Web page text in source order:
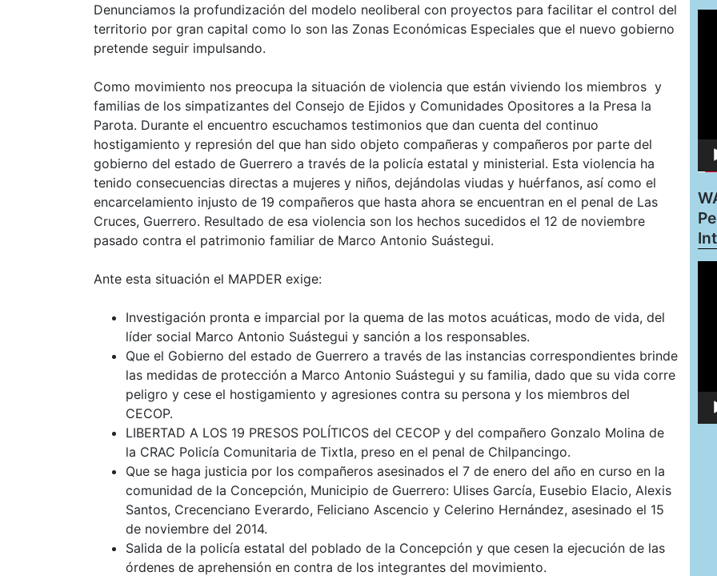
Denunciamos la profundización del modelo neoliberal con proyectos para facilitar el control del
territorio por gran capital como lo son las Zonas Económicas Especiales que el nuevo gobierno
pretende seguir impulsando.
Como movimiento nos preocupa la situación de violencia que están viviendo los miembros y
familias de los simpatizantes del Consejo de Ejidos y Comunidades Opositores a la Presa la
Parota. Durante el encuentro escuchamos testimonios que dan cuenta del continuo
hostigamiento y represión del que han sido objeto compañeras y compañeros por parte del
gobierno del estado de Guerrero a través de la policía estatal y ministerial. Esta violencia ha
tenido consecuencias directas a mujeres y niños, dejándolas viudas y huérfanos, así como el
encarcelamiento injusto de 19 compañeros que hasta ahora se encuentran en el penal de Las
Cruces, Guerrero. Resultado de esa violencia son los hechos sucedidos el 12 de noviembre
pasado contra el patrimonio familiar de Marco Antonio Suástegui.
Ante esta situación el MAPDER exige:
Investigación pronta e imparcial por la quema de las motos acuáticas, modo de vida, del
líder social Marco Antonio Suástegui y sanción a los responsables.
Que el Gobierno del estado de Guerrero a través de las instancias correspondientes brinde
las medidas de protección a Marco Antonio Suástegui y su familia, dado que su vida corre
peligro y cese el hostigamiento y agresiones contra su persona y los miembros del
CECOP.
LIBERTAD A LOS 19 PRESOS POLÍTICOS del CECOP y del compañero Gonzalo Molina de
la CRAC Policía Comunitaria de Tixtla, preso en el penal de Chilpancingo.
Que se haga justicia por los compañeros asesinados el 7 de enero del año en curso en la
comunidad de la Concepción, Municipio de Guerrero: Ulises García, Eusebio Elacio, Alexis
Santos, Crecenciano Everardo, Feliciano Ascencio y Celerino Hernández, asesinado el 15
de noviembre del 2014.
Salida de la policía estatal del poblado de la Concepción y que cesen la ejecución de las
órdenes de aprehensión en contra de los integrantes del movimiento.